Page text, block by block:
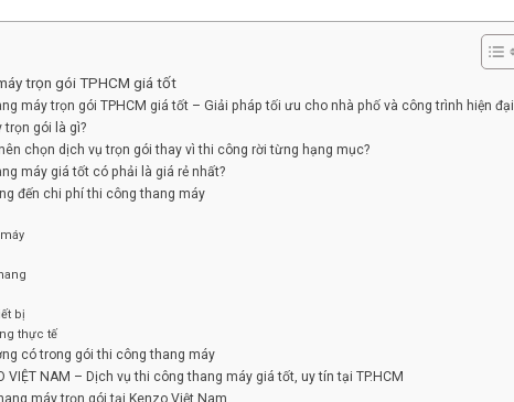
trọn gói TPHCM giá tốt
máy trọn gói TPHCM giá tốt – Giải pháp tối ưu cho nhà phố và công trình hiện đại
trọn gói là gì?
chọn dịch vụ trọn gói thay vì thi công rời từng hạng mục?
máy giá tốt có phải là giá rẻ nhất?
đến chi phí thi công thang máy
bị
thực tế
có trong gói thi công thang máy
VIỆT NAM – Dịch vụ thi công thang máy giá tốt, uy tín tại TP.HCM
máy trọn gói tại Kenzo Việt Nam